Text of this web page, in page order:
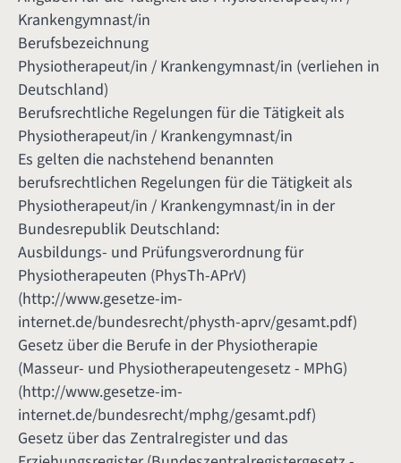
Krankengymnast/in
Berufsbezeichnung
Physiotherapeut/in / Krankengymnast/in (verliehen in
Deutschland)
Berufsrechtliche Regelungen für die Tätigkeit als
Physiotherapeut/in / Krankengymnast/in
Es gelten die nachstehend benannten
berufsrechtlichen Regelungen für die Tätigkeit als
Physiotherapeut/in / Krankengymnast/in in der
Bundesrepublik Deutschland:
Ausbildungs- und Prüfungsverordnung für
Physiotherapeuten (PhysTh-APrV)
(http://www.gesetze-im-
internet.de/bundesrecht/physth-aprv/gesamt.pdf)
Gesetz über die Berufe in der Physiotherapie
(Masseur- und Physiotherapeutengesetz - MPhG)
(http://www.gesetze-im-
internet.de/bundesrecht/mphg/gesamt.pdf)
Gesetz über das Zentralregister und das